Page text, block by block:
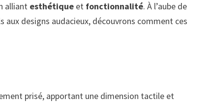
alliant esthétique et fonctionnalité. À l’aube de
designs audacieux, découvrons comment ces
prisé, apportant une dimension tactile et